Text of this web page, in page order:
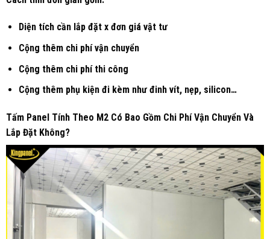
Diện tích cần lắp đặt x đơn giá vật tư
Cộng thêm chi phí vận chuyển
Cộng thêm chi phí thi công
Cộng thêm phụ kiện đi kèm như đinh vít, nẹp, silicon…
Tấm Panel Tính Theo M2 Có Bao Gồm Chi PhíVận Chuyển Và
Lắp Đặt Không?